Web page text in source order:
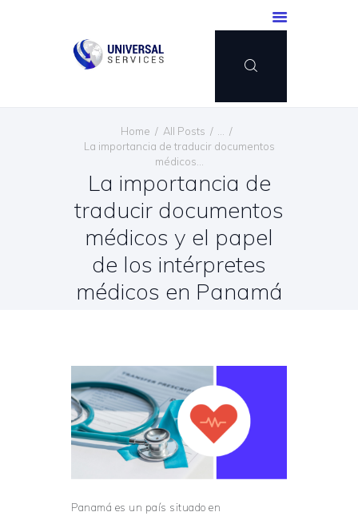
Home All Posts
La importancia de traducir documentos
médicos...
La importancia de
traducir documentos
médicos y el papel
de los intérpretes
médicos en Panamá
SERVICIOS
MÉTODO DE PAGO
BLOG
CONTÁCTENOS
ESPAÑOL
Panamá es un país situado en